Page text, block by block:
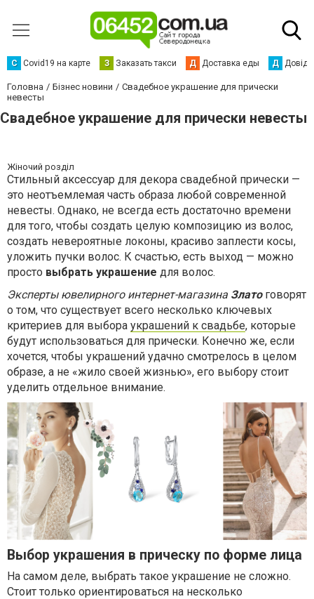
С Сovid19 на карте З Заказать такси Д Доставка еды Д
Головна Бізнес новини
Свадебное украшение для прически
невесты
Свадебное украшение для прически невесты
Жіночий розділ
Стильный аксессуар для декора свадебной прически —
это неотъемлемая часть образа любой современной
невесты. Однако, не всегда есть достаточно времени
для того, чтобы создать целую композицию из волос,
создать невероятные локоны, красиво заплести косы,
уложить пучки волос. К счастью, есть выход — можно
просто выбрать украшение для волос.
Эксперты ювелирного интернет-магазина Златоговорят
о том, что существует всего несколько ключевых
критериев для выбора украшений к свадьбе, которые
будут использоваться для прически. Конечно же, если
хочется, чтобы украшений удачно смотрелось в целом
образе, а не «жило своей жизнью», его выбору стоит
уделить отдельное внимание.
Выбор украшения в прическу по форме лица
На самом деле, выбрать такое украшение не сложно.
Стоит только ориентироваться на несколько